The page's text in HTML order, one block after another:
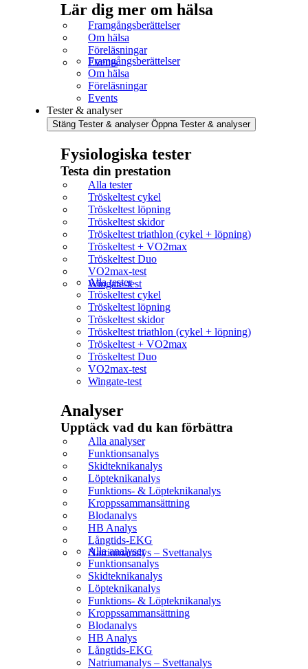
Lär dig mer om hälsa
Framgångsberättelser
Om hälsa
Föreläsningar
Events
Framgångsberättelser
Om hälsa
Föreläsningar
Events
Tester & analyser
Stäng Tester & analyser Öppna Tester & analyser
Fysiologiska tester
Testa din prestation
Alla tester
Tröskeltest cykel
Tröskeltest löpning
Tröskeltest skidor
Tröskeltest triathlon (cykel + löpning)
Tröskeltest + VO2max
Tröskeltest Duo
VO2max-test
Wingate-test
Alla tester
Tröskeltest cykel
Tröskeltest löpning
Tröskeltest skidor
Tröskeltest triathlon (cykel + löpning)
Tröskeltest + VO2max
Tröskeltest Duo
VO2max-test
Wingate-test
Analyser
Upptäck vad du kan förbättra​
Alla analyser
Funktionsanalys
Skidteknikanalys
Löpteknikanalys
Funktions- & Löpteknikanalys
Kroppssammansättning
Blodanalys
HB Analys
Långtids-EKG
Natriumanalys – Svettanalys
Alla analyser
Funktionsanalys
Skidteknikanalys
Löpteknikanalys
Funktions- & Löpteknikanalys
Kroppssammansättning
Blodanalys
HB Analys
Långtids-EKG
Natriumanalys – Svettanalys